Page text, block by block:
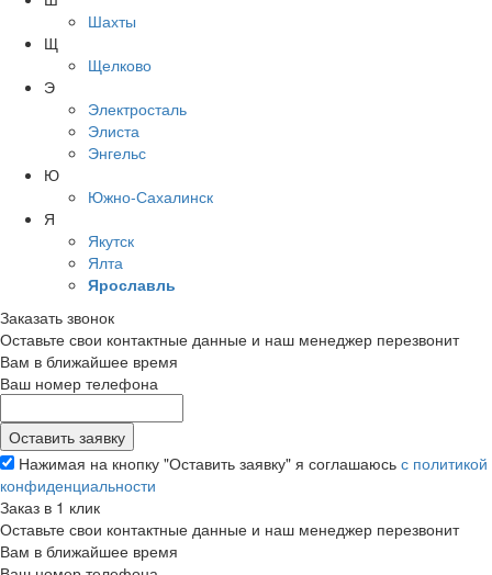
Шахты
Щ
Щелково
Э
Электросталь
Элиста
Энгельс
Ю
Южно-Сахалинск
Я
Якутск
Ялта
Ярославль
Заказать звонок
Оставьте свои контактные данные и наш менеджер перезвонит
Вам в ближайшее время
Ваш номер телефона
Нажимая на кнопку "Оставить заявку" я соглашаюсь с политикой
конфиденциальности
Заказ в 1 клик
Оставьте свои контактные данные и наш менеджер перезвонит
Вам в ближайшее время